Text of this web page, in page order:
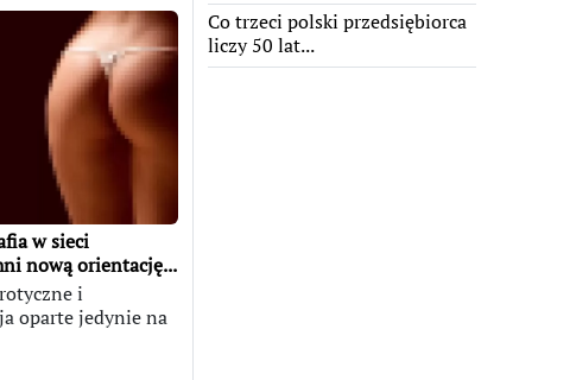
w sieci
nową orientację...
i
oparte jedynie na
Co trzeci polski przedsiębiorca
liczy 50 lat...